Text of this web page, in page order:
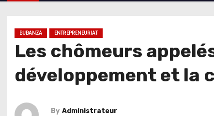
BUBANZA ENTREPRENEURIAT
Les chômeurs
développement et la
By Administrateur